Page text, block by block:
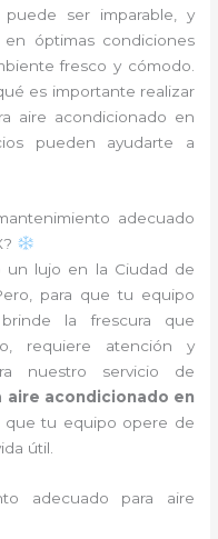
ser imparable, y
óptimas condiciones
fresco y cómodo.
es importante realizar
aire acondicionado en
pueden ayudarte a
adecuado
un lujo en la Ciudad de
para que tu equipo
la frescura que
requiere atención y
nuestro servicio de
acondicionado en
que tu equipo opere de
útil.
adecuado para aire